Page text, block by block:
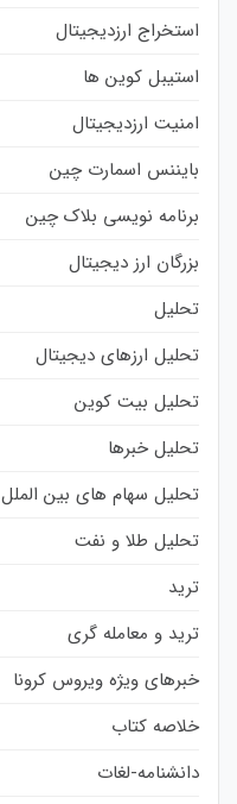
استخراج ارزدیجیتال
استیبل کوین ها
امنیت ارزدیجیتال
بایننس اسمارت چین
برنامه نویسی بلاک چین
بزرگان ارز دیجیتال
تحلیل
تحلیل ارزهای دیجیتال
تحلیل بیت کوین
تحلیل خبرها
تحلیل سهام های بین الملل
تحلیل طلا و نفت
ترید
ترید و معامله گری
خبرهای ویژه ویروس کرونا
خلاصه کتاب
دانشنامه-لغات